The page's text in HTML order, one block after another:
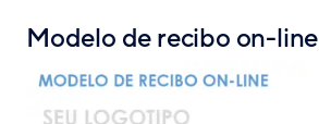
Modelo de recibo on-line